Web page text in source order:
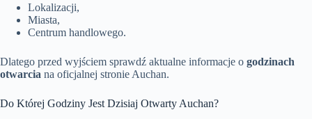
Lokalizacji,
Miasta,
Centrum handlowego.
Dlatego przed wyjściem sprawdź aktualne informacje o godzinach
otwarcia na oficjalnej stronie Auchan.
Do Której Godziny Jest Dzisiaj Otwarty Auchan?